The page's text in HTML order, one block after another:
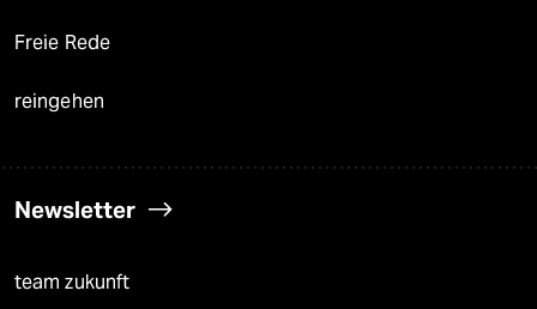
Freie Rede
reingehen
Newsletter
team zukunft